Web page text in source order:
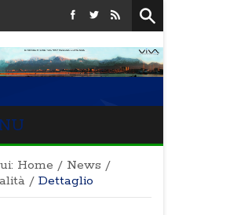
Home / News /
/ Dettaglio